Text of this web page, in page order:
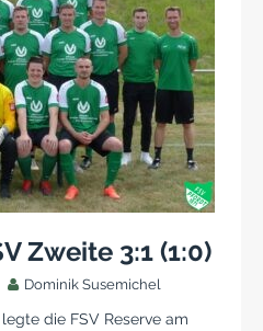
Zweite 3:1 (1:0)
Dominik Susemichel
die FSV Reserve am